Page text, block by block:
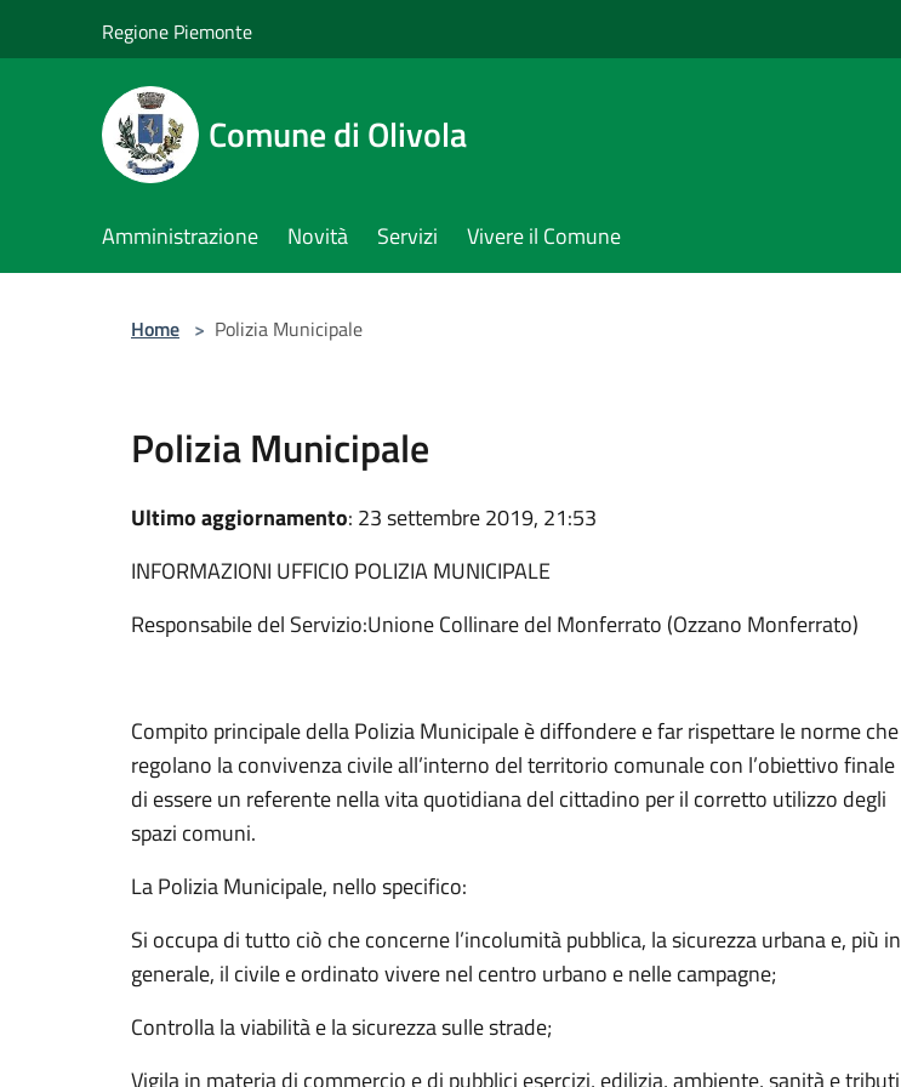
Regione Piemonte
Comune di Olivola
Amministrazione Novità Servizi Vivere il Comune
Home > Polizia Municipale
Polizia Municipale
Ultimo aggiornamento: 23 settembre 2019, 21:53
INFORMAZIONI UFFICIO POLIZIA MUNICIPALE
Responsabile del Servizio:Unione Collinare del Monferrato (Ozzano Monferrato)
Compito principale della Polizia Municipale è diffondere e far rispettare le norme che
regolano la convivenza civile all’interno del territorio comunale con l’obiettivo finale
di essere un referente nella vita quotidiana del cittadino per il corretto utilizzo degli
spazi comuni.
La Polizia Municipale, nello specifico:
Si occupa di tutto ciò che concerne l’incolumità pubblica, la sicurezza urbana e, più in
generale, il civile e ordinato vivere nel centro urbano e nelle campagne;
Controlla la viabilità e la sicurezza sulle strade;
Vigila in materia di commercio e di pubblici esercizi, edilizia, ambiente, sanità e tributi